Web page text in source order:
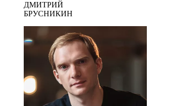
ДМИТРИЙ
БРУСНИКИН